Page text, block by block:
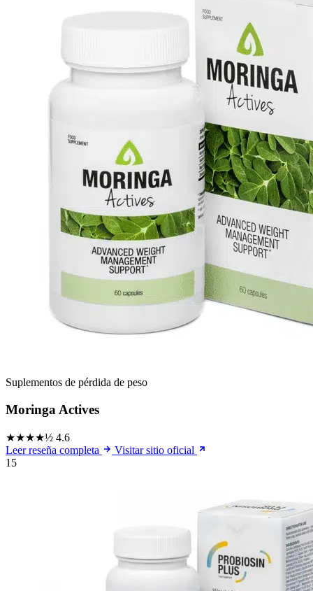
Suplementos de pérdida de peso
Moringa Actives
★★★★½ 4.6
Leer reseña completa
Visitar sitio oficial
15